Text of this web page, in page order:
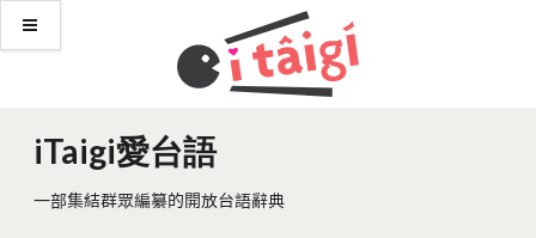
iTaigi愛台語
一部集結群眾編纂的開放台語辭典